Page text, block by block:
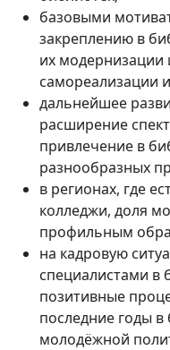
базовыми
закреплению в
их модернизации
самореализации
дальнейшее
расширение
привлечение в
разнообразных
в регионах, где
колледжи, доля
профильным
на кадровую
специалистами в
позитивные
последние годы
молодёжной